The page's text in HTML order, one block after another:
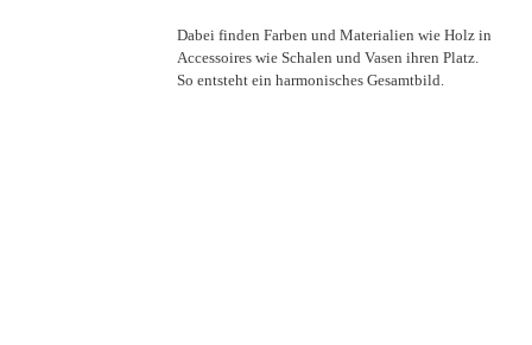
Dabei finden Farben und Materialien wie Holz in
Accessoires wie Schalen und Vasen ihren Platz.
So entsteht ein harmonisches Gesamtbild.